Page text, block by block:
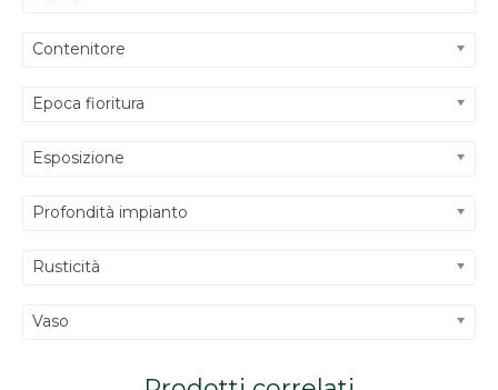
Contenitore
Epoca fioritura
Esposizione
Profondità impianto
Rusticità
Vaso